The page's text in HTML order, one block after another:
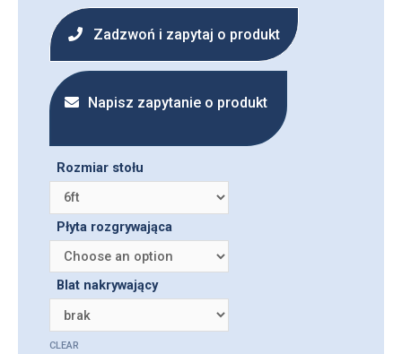
Zadzwoń i zapytaj o produkt
Napisz zapytanie o produkt
Rozmiar stołu
Płyta rozgrywająca
Blat nakrywający
CLEAR